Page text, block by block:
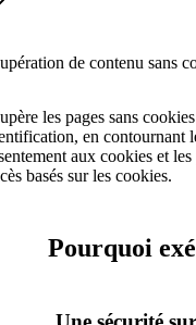
de contenu sans
les pages sans
en contournant
aux cookies et
basés sur les cookies.
Pourquoi